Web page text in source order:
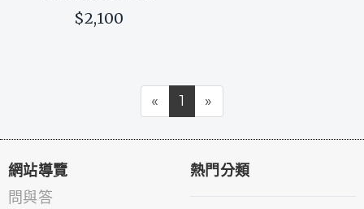
$2,100
« 1 »
網站導覽
問與答
熱門分類